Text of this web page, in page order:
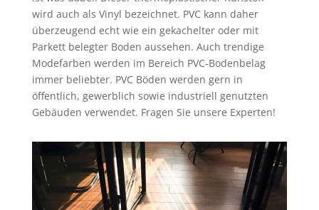
wird auch als Vinyl bezeichnet. PVC kann daher
überzeugend echt wie ein gekachelter oder mit
Parkett belegter Boden aussehen. Auch trendige
Modefarben werden im Bereich PVC-Bodenbelag
immer beliebter. PVC Böden werden gern in
öffentlich, gewerblich sowie industriell genutzten
Gebäuden verwendet. Fragen Sie unsere Experten!